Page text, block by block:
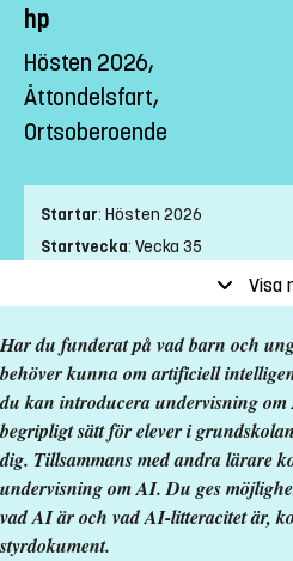
hp
Hösten 2026,
Åttondelsfart,
Ortsoberoende
Startar: Hösten 2026
Startvecka: Vecka 35
Ort:Ortsoberoende
Studietakt:Åttondelsfart
Nivå:Grundnivå
Studieform:Distans
Undervisningstid:
Antal obligatoriska tillfällen: 3
Undervisningsspråk: Svenska
Anmälningskod
Visa
Har du funderat på vad barn och
behöver kunna om artificiell
du kan introducera undervisning
begripligt sätt för elever i
dig. Tillsammans med andra lärare
undervisning om AI. Du ges
vad AI är och vad AI-litteracitet är,
styrdokument.